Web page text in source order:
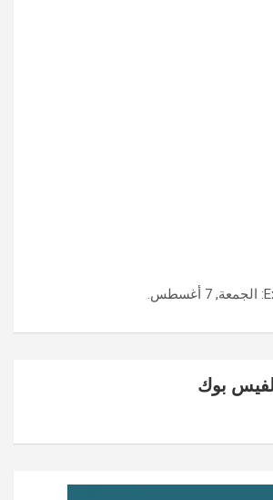
: الجمعة, 7 أغسطس.
بوك